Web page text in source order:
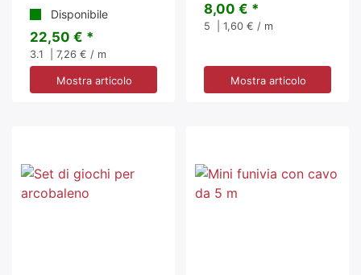
Disponibile
22,50 € *
3.1 | 7,26 € / m
Mostra articolo
8,00 € *
5 | 1,60 € / m
Mostra articolo